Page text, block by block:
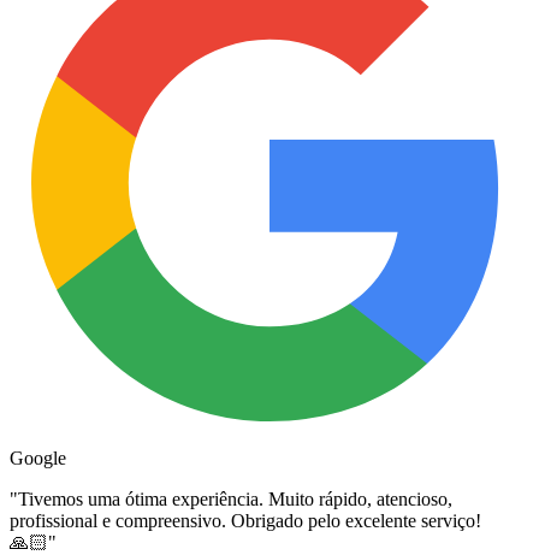
Google
"Tivemos uma ótima experiência. Muito rápido, atencioso,
profissional e compreensivo. Obrigado pelo excelente serviço!
🙏🏻"